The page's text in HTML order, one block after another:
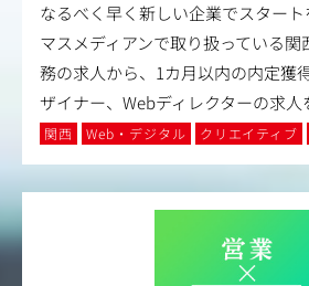
なるべく早く新しい企業でスタート
マスメディアンで取り扱っている
務の求人から、1カ月以内の内定獲
ザイナー、Webディレクターの求人
関西 Web・デジタル クリエイティブ